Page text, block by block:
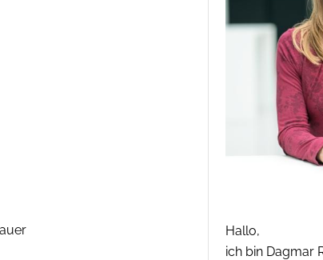
Hallo,
ich bin Dagmar